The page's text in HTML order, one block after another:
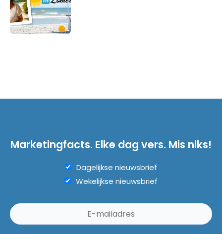
Marketingfacts. Elke dag vers. Mis niks!
Dagelijkse nieuwsbrief
Wekelijkse nieuwsbrief